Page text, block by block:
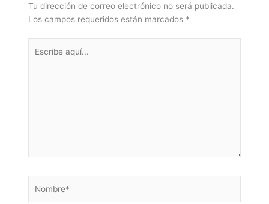
Tu dirección de correo electrónico no será publicada.
Los campos requeridos están marcados *
aquí...